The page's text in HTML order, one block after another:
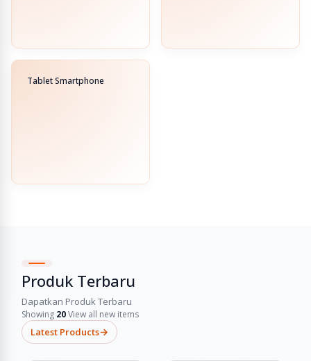
Tablet Smartphone
Produk Terbaru
Dapatkan Produk Terbaru
Showing 20View all new items
Latest Products→